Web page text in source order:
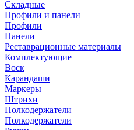
Складные
Профили и панели
Профили
Панели
Реставрационные материалы
Комплектующие
Воск
Карандаши
Маркеры
Штрихи
Полкодержатели
Полкодержатели